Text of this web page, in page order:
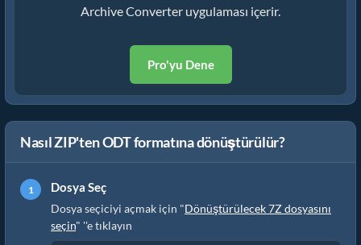
Archive Converter uygulaması içerir.
Pro'yu Dene
Nasıl ZIP'ten ODT formatına dönüştürülür?
Dosya Seç
Dosya seçiciyi açmak için "Dönüştürülecek 7Z dosyasını
seçin" ''e tıklayın